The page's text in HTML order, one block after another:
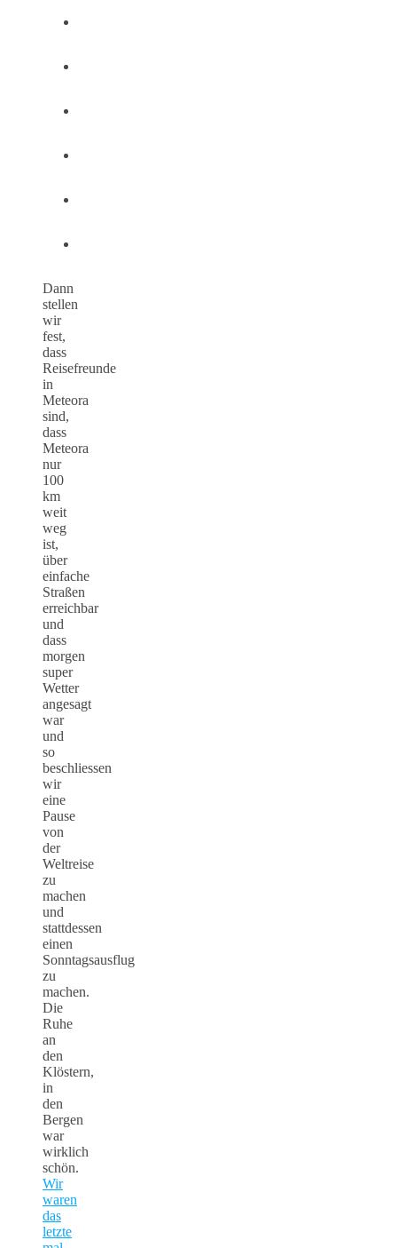
Dann
stellen
wir
fest,
dass
Reisefreunde
in
Meteora
sind,
dass
Meteora
nur
100
km
weit
weg
ist,
über
einfache
Straßen
erreichbar
und
dass
morgen
super
Wetter
angesagt
war
und
so
beschliessen
wir
eine
Pause
von
der
Weltreise
zu
machen
und
stattdessen
einen
Sonntagsausflug
zu
machen.
Die
Ruhe
an
den
Klöstern,
in
den
Bergen
war
wirklich
schön.
Wir
waren
das
letzte